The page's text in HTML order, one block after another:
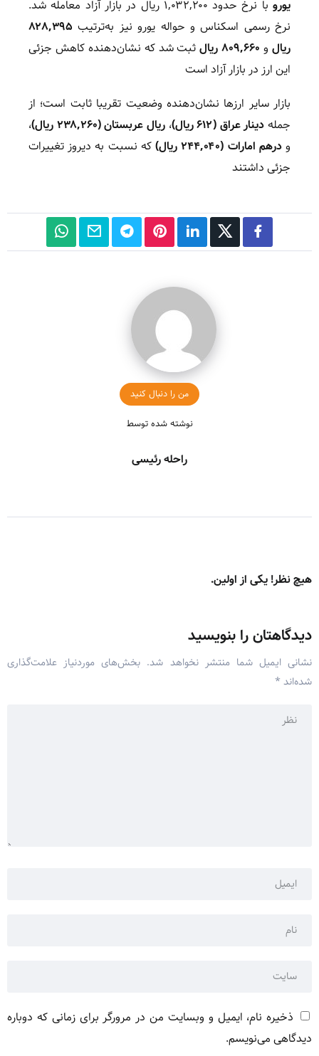
یورو
با نرخ حدود ۱,۰۳۲,۲۰۰ ریال در بازار آزاد معامله شد.
نرخ رسمی اسکناس و حواله یورو نیز به‌ترتیب ۸۲۸,۳۹۵
ریالو ۸۰۹,۶۶۰ ریال
ثبت شد که نشان‌دهنده کاهش جزئی
این ارز در بازار آزاد است
بازار سایر ارزها نشان‌دهنده وضعیت تقریبا ثابت است؛ از
جمله دینار عراق (۶۱۲ ریال) ،ریال عربستان (۲۳۸,۲۶۰ ریال)
،
ودرهم امارات (۲۴۴,۰۴۰ ریال)
که نسبت به دیروز تغییرات
جزئی داشتند
من را دنبال کنید
نوشته شده توسط
راحله رئیسی
هیچ نظر! یکی از اولین.
دیدگاهتان را بنویسید
نشانی ایمیل شما منتشر نخواهد شد. بخش‌های موردنیاز علامت‌گذاری
شده‌اند *
ذخیره نام، ایمیل و وبسایت من در مرورگر برای زمانی که دوباره
دیدگاهی می‌نویسم.